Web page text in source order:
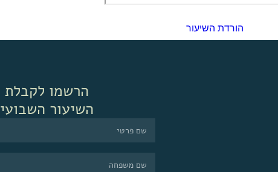
הורדת השיעור
הרשמו לקבלת
השיעור השבועי